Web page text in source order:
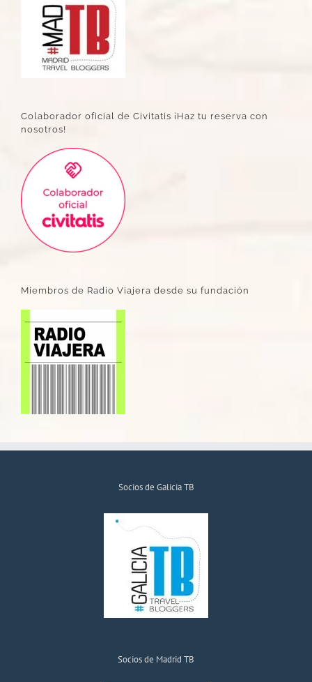
Colaborador oficial de Civitatis ¡Haz tu reserva con
nosotros!
Miembros de Radio Viajera desde su fundación
Socios de Galicia TB
Socios de Madrid TB